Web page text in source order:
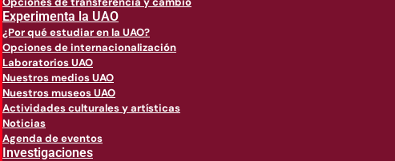
Experimenta la UAO
¿Por qué estudiar en la UAO?
Opciones de internacionalización
Laboratorios UAO
Nuestros medios UAO
Nuestros museos UAO
Actividades culturales y artísticas
Noticias
Agenda de eventos
Investigaciones